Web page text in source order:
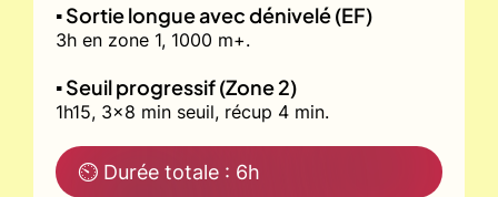
▪️ Sortie longue avec dénivelé (EF)
3h en zone 1, 1000 m+.
▪️ Seuil progressif (Zone 2)
1h15, 3x8 min seuil, récup 4 min.
⏲ Durée totale : 6h